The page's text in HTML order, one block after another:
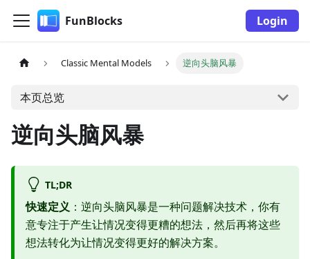
FunBlocks Login
Classic Mental Models 逆向头脑风暴
本页总览
逆向头脑风暴
TL;DR
快速定义 ：逆向头脑风暴是一种问题解决技术，你有
意专注于产生让情况变得更糟的想法，然后再将这些
想法转化为让情况变得更好的解决方案。